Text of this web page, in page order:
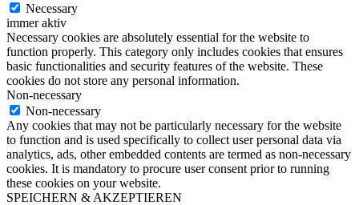
Necessary
immer aktiv
Necessary cookies are absolutely essential for the website to
function properly. This category only includes cookies that ensures
basic functionalities and security features of the website. These
cookies do not store any personal information.
Non-necessary
Non-necessary
Any cookies that may not be particularly necessary for the website
to function and is used specifically to collect user personal data via
analytics, ads, other embedded contents are termed as non-necessary
cookies. It is mandatory to procure user consent prior to running
these cookies on your website.
SPEICHERN & AKZEPTIEREN